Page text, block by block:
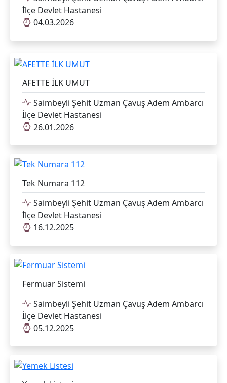
İlçe Devlet Hastanesi
04.03.2026
AFETTE İLK UMUT
Saimbeyli Şehit Uzman Çavuş Adem Ambarcı
İlçe Devlet Hastanesi
26.01.2026
Tek Numara 112
Saimbeyli Şehit Uzman Çavuş Adem Ambarcı
İlçe Devlet Hastanesi
16.12.2025
Fermuar Sistemi
Saimbeyli Şehit Uzman Çavuş Adem Ambarcı
İlçe Devlet Hastanesi
05.12.2025